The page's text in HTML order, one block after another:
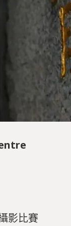
影比賽